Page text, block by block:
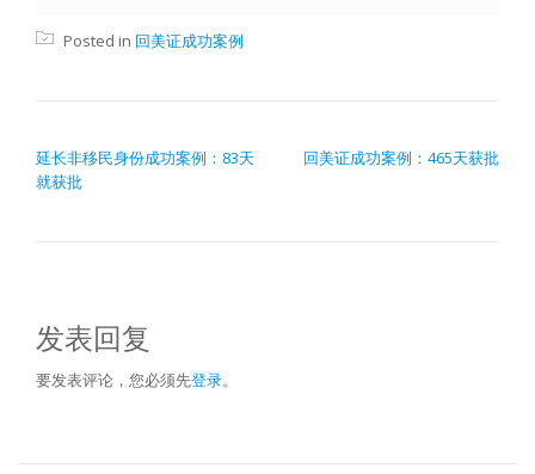
Posted in 回美证成功案例
延长非移民身份成功案例：83天
就获批
回美证成功案例：465天获批
发表回复
要发表评论，您必须先登录。